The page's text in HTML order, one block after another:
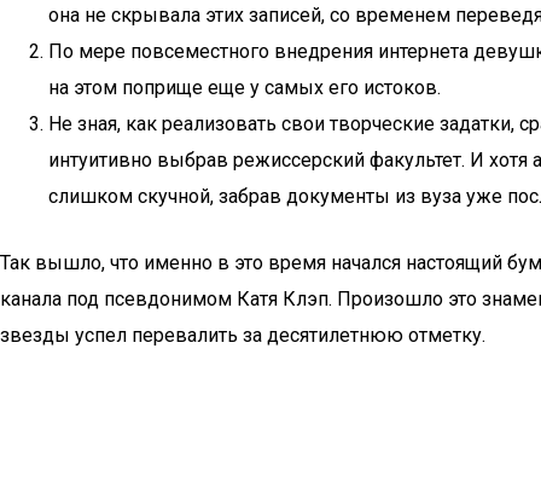
она не скрывала этих записей, со временем
По мере повсеместного внедрения интернета
на этом поприще еще у самых его истоков.
Не зная, как реализовать свои творческие задатки,
интуитивно выбрав режиссерский факультет. И
слишком скучной, забрав документы из вуза уже
Так вышло, что именно в это время начался настоящий
канала под псевдонимом Катя Клэп. Произошло это
звезды успел перевалить за десятилетнюю отметку.